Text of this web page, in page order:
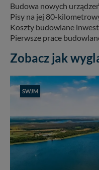
Budowa nowych
Pisy na jej 80-
Koszty budowlane
Pierwsze prace
Zobacz jak
SWJM